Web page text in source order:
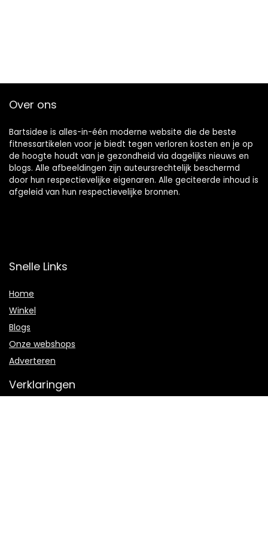
Over ons
Bartsidee is alles-in-één moderne website die de beste
fitnessartikelen voor je biedt tegen verloren kosten en je op
de hoogte houdt van je gezondheid via dagelijks nieuws en
blogs. Alle afbeeldingen zijn auteursrechtelijk beschermd
door hun respectievelijke eigenaren. Alle geciteerde inhoud is
afgeleid van hun respectievelijke bronnen.
Snelle Links
Home
Winkel
Blogs
Onze webshops
Adverteren
Verklaringen